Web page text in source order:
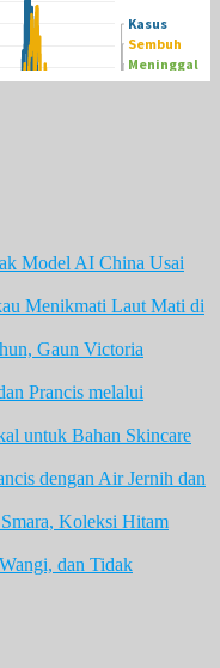
Model AI China Usai
Menikmati Laut Mati di
Gaun Victoria
Prancis melalui
untuk Bahan Skincare
dengan Air Jernih dan
Koleksi Hitam
dan Tidak